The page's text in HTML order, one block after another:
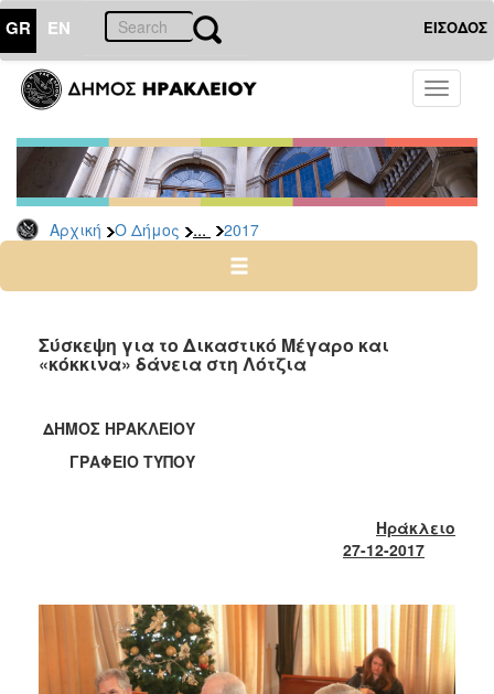
GR EN ΕΙΣΟΔΟΣ
Toggle
Αρχική Ο Δήμος ... 2017
ΔΗΜΟΣ
Δελτία
Τύπου
Αρχείο
2026
2024
2022
2020
2019
2013
2012
Σύσκεψη για το Δικαστικό Μέγαρο και
«κόκκινα» δάνεια στη Λότζια
ΔΗΜΟΣ ΗΡΑΚΛΕΙΟΥ
ΓΡΑΦΕΙΟ ΤΥΠΟΥ
Ηράκλειο
27-12-2017